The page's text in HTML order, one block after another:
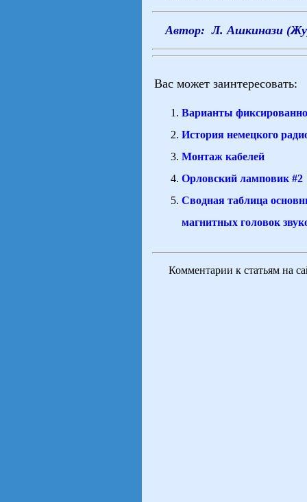
Автор: Л. Ашкинази
Вас может заинтересовать:
Варианты
История немецкого
Монтаж кабелей
Орловский ламповик #2
Сводная таблица
магнитных головок
Комментарии к статьям на